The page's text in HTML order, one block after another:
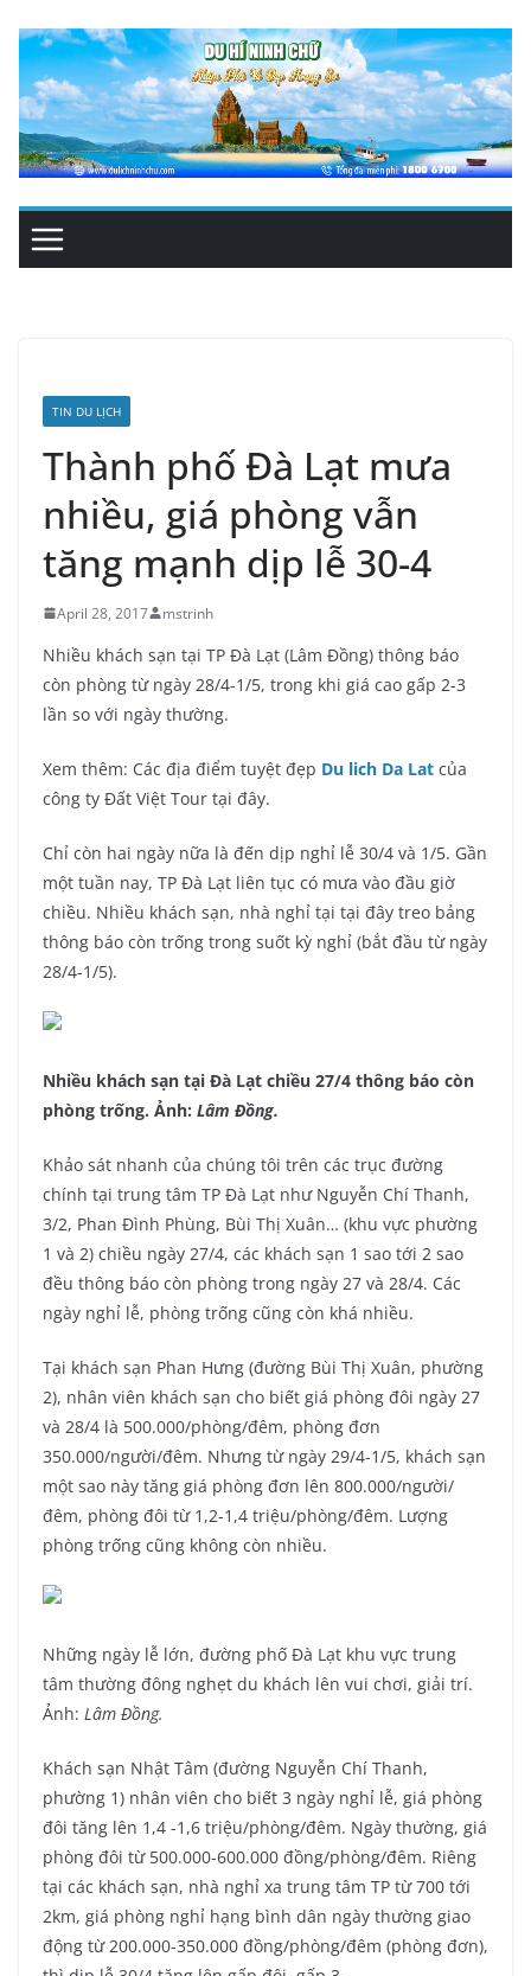
content
TIN DU LỊCH
Thành phố Đà Lạt mưa
nhiều, giá phòng vẫn
tăng mạnh dịp lễ 30-4
April 28, 2017 mstrinh
Nhiều khách sạn tại TP Đà Lạt (Lâm Đồng) thông báo
còn phòng từ ngày 28/4-1/5, trong khi giá cao gấp 2-3
lần so với ngày thường.
Xem thêm: Các địa điểm tuyệt đẹp Du lich Da Lat của
công ty Đất Việt Tour tại đây.
Chỉ còn hai ngày nữa là đến dịp nghỉ lễ 30/4 và 1/5. Gần
một tuần nay, TP Đà Lạt liên tục có mưa vào đầu giờ
chiều. Nhiều khách sạn, nhà nghỉ tại tại đây treo bảng
thông báo còn trống trong suốt kỳ nghỉ (bắt đầu từ ngày
28/4-1/5).
Nhiều khách sạn tại Đà Lạt chiều 27/4 thông báo còn
phòng trống. Ảnh: Lâm Đồng.
Khảo sát nhanh của chúng tôi trên các trục đường
chính tại trung tâm TP Đà Lạt như Nguyễn Chí Thanh,
3/2, Phan Đình Phùng, Bùi Thị Xuân… (khu vực phường
1 và 2) chiều ngày 27/4, các khách sạn 1 sao tới 2 sao
đều thông báo còn phòng trong ngày 27 và 28/4. Các
ngày nghỉ lễ, phòng trống cũng còn khá nhiều.
Tại khách sạn Phan Hưng (đường Bùi Thị Xuân, phường
2), nhân viên khách sạn cho biết giá phòng đôi ngày 27
và 28/4 là 500.000/phòng/đêm, phòng đơn
350.000/người/đêm. Nhưng từ ngày 29/4-1/5, khách sạn
một sao này tăng giá phòng đơn lên 800.000/người/
đêm, phòng đôi từ 1,2-1,4 triệu/phòng/đêm. Lượng
phòng trống cũng không còn nhiều.
Những ngày lễ lớn, đường phố Đà Lạt khu vực trung
tâm thường đông nghẹt du khách lên vui chơi, giải trí.
Ảnh: Lâm Đồng.
Khách sạn Nhật Tâm (đường Nguyễn Chí Thanh,
phường 1) nhân viên cho biết 3 ngày nghỉ lễ, giá phòng
đôi tăng lên 1,4 -1,6 triệu/phòng/đêm. Ngày thường, giá
phòng đôi từ 500.000-600.000 đồng/phòng/đêm. Riêng
tại các khách sạn, nhà nghỉ xa trung tâm TP từ 700 tới
2km, giá phòng nghỉ hạng bình dân ngày thường giao
động từ 200.000-350.000 đồng/phòng/đêm (phòng đơn),